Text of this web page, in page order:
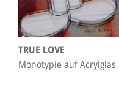
TRUE LOVE
Monotypie auf